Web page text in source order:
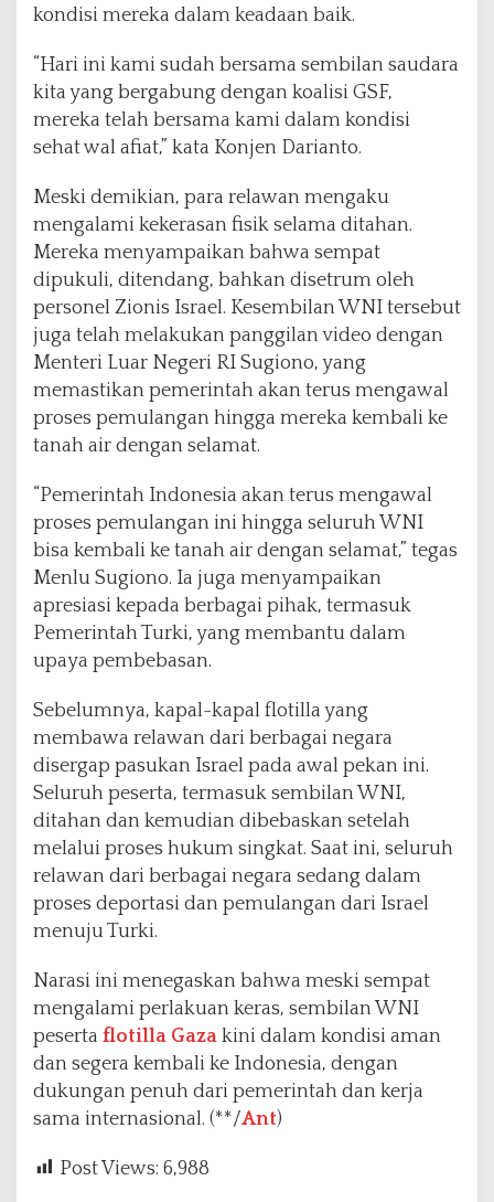
kondisi mereka dalam keadaan baik.
“Hari ini kami sudah bersama sembilan saudara
kita yang bergabung dengan koalisi GSF,
mereka telah bersama kami dalam kondisi
sehat wal afiat,” kata Konjen Darianto.
Meski demikian, para relawan mengaku
mengalami kekerasan fisik selama ditahan.
Mereka menyampaikan bahwa sempat
dipukuli, ditendang, bahkan disetrum oleh
personel Zionis Israel. Kesembilan WNI tersebut
juga telah melakukan panggilan video dengan
Menteri Luar Negeri RI Sugiono, yang
memastikan pemerintah akan terus mengawal
proses pemulangan hingga mereka kembali ke
tanah air dengan selamat.
“Pemerintah Indonesia akan terus mengawal
proses pemulangan ini hingga seluruh WNI
bisa kembali ke tanah air dengan selamat,” tegas
Menlu Sugiono. Ia juga menyampaikan
apresiasi kepada berbagai pihak, termasuk
Pemerintah Turki, yang membantu dalam
upaya pembebasan.
Sebelumnya, kapal-kapal flotilla yang
membawa relawan dari berbagai negara
disergap pasukan Israel pada awal pekan ini.
Seluruh peserta, termasuk sembilan WNI,
ditahan dan kemudian dibebaskan setelah
melalui proses hukum singkat. Saat ini, seluruh
relawan dari berbagai negara sedang dalam
proses deportasi dan pemulangan dari Israel
menuju Turki.
Narasi ini menegaskan bahwa meski sempat
mengalami perlakuan keras, sembilan WNI
peserta flotilla Gaza kini dalam kondisi aman
dan segera kembali ke Indonesia, dengan
dukungan penuh dari pemerintah dan kerja
sama internasional. (**/Ant)
Post Views: 6,988